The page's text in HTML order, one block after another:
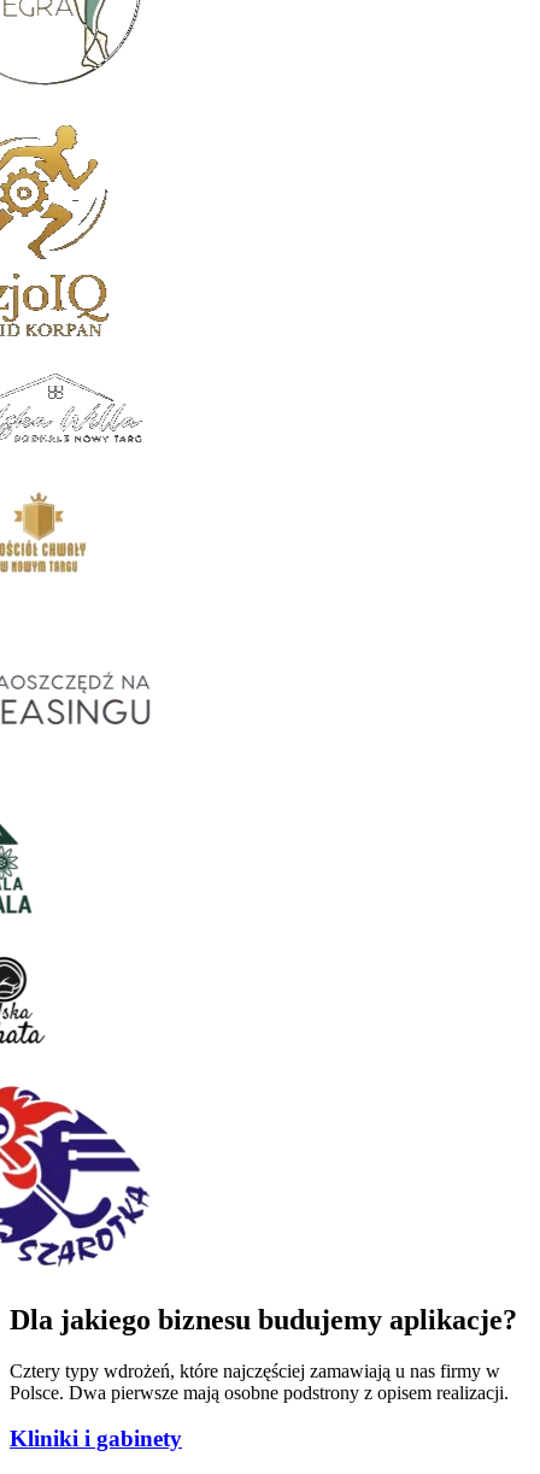
Dla jakiego biznesu budujemy aplikacje?
Cztery typy wdrożeń, które najczęściej zamawiają u nas firmy w
Polsce. Dwa pierwsze mają osobne podstrony z opisem realizacji.
Kliniki i gabinety